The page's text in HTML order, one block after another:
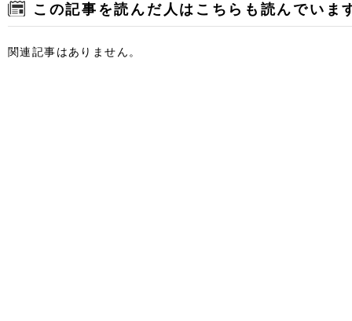
この記事を読んだ人はこちらも読んでいま
関連記事はありません。